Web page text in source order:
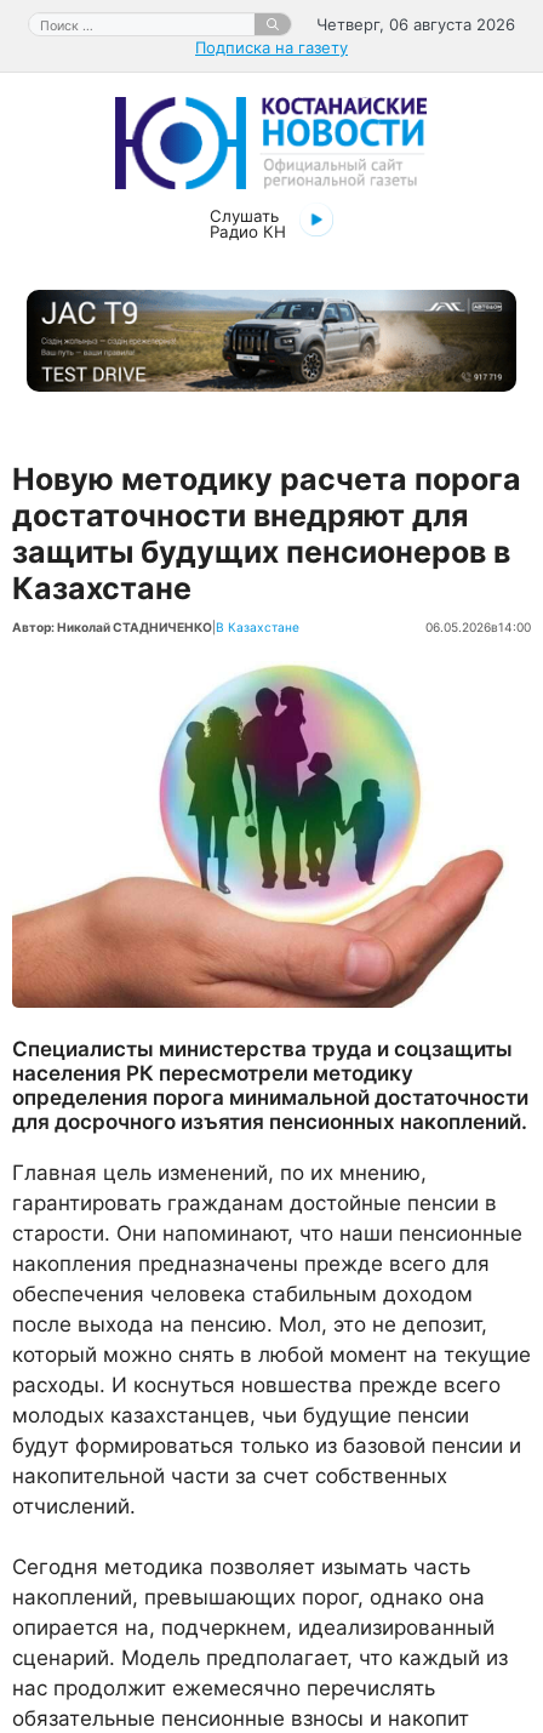
Перейти
содержимому
Поиск:
Четверг, 06 августа 2026
Подписка на газету
Слушать
Радио КН
Новую методику расчета порога
достаточности внедряют для
защиты будущих пенсионеров в
Казахстане
Автор: Николай СТАДНИЧЕНКО В Казахстане 06.05.2026в14:00
Специалисты министерства труда и соцзащиты
населения РК пересмотрели методику
определения порога минимальной достаточности
для досрочного изъятия пенсионных накоплений.
Главная цель изменений, по их мнению,
гарантировать гражданам достойные пенсии в
старости. Они напоминают, что наши пенсионные
накопления предназначены прежде всего для
обеспечения человека стабильным доходом
после выхода на пенсию. Мол, это не депозит,
который можно снять в любой момент на текущие
расходы. И коснуться новшества прежде всего
молодых казахстанцев, чьи будущие пенсии
будут формироваться только из базовой пенсии и
накопительной части за счет собственных
отчислений.
Сегодня методика позволяет изымать часть
накоплений, превышающих порог, однако она
опирается на, подчеркнем, идеализированный
сценарий. Модель предполагает, что каждый из
нас продолжит ежемесячно перечислять
обязательные пенсионные взносы и накопит